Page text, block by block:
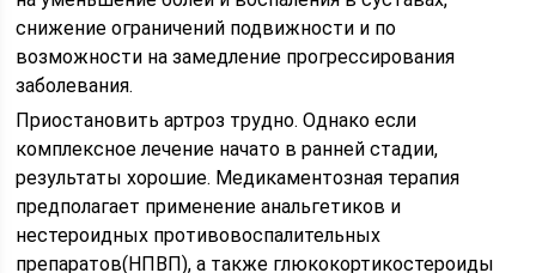
снижение ограничений подвижности и по
возможности на замедление прогрессирования
заболевания.
Приостановить артроз трудно. Однако если
комплексное лечение начато в ранней стадии,
результаты хорошие. Медикаментозная терапия
предполагает применение анальгетиков и
нестероидных противовоспалительных
препаратов(НПВП), а также глюкокортикостероиды